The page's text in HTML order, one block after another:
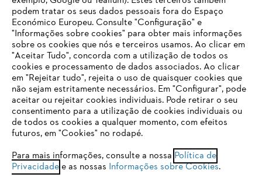
FAQs Loja Online
Contacto
Condições gerais de venda Proteção de Dados
Sobre nós
O SEU NAVEGADOR NÃO SUPORTA
ESTE WEBSITE
Está utilizar um navegador que ainda não suportamos. Para
obter o melhor uso de nosso site, recomendamos que altere
para um dos seguintes navegadores:
firefox chrome
podem tratar os seus dados pessoais fora do Espaço
Económico Europeu. Consulte "Configuração" e
"Informações sobre cookies" para obter mais informações
sobre os cookies que nós e terceiros usamos. Ao clicar em
"Aceitar Tudo", concorda com a utilização de todos os
cookies e processamento de dados associados. Ao clicar
em "Rejeitar tudo", rejeita o uso de quaisquer cookies que
não sejam estritamente necessários. Em "Configurar", pode
aceitar ou rejeitar cookies individuais. Pode retirar o seu
consentimento para a utilização de cookies individuais ou
de todos os cookies a qualquer momento, com efeitos
futuros, em "Cookies" no rodapé.
Para mais informações, consulte a nossa Política de
Privacidadee as nossas Informações sobre Cookies.